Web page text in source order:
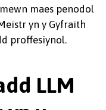
maes penodol
yn y Gyfraith
proffesiynol.
LLM